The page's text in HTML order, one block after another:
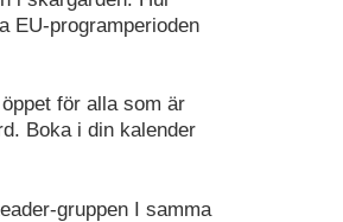
EU-programperioden
för alla som är
Boka i din kalender
gruppen I samma